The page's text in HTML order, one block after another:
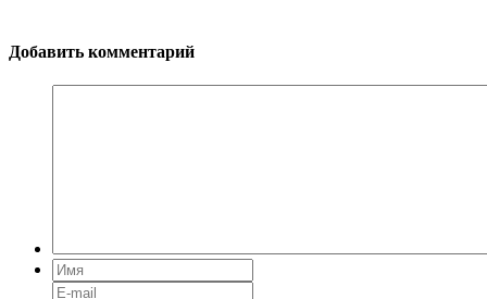
Добавить комментарий